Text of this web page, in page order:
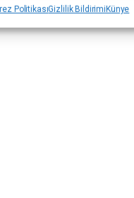
PolitikasıGizlilik BildirimiKünye